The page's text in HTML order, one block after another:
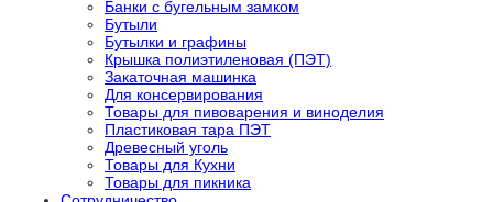
Банки с бугельным замком
Бутыли
Бутылки и графины
Крышка полиэтиленовая (ПЭТ)
Закаточная машинка
Для консервирования
Товары для пивоварения и виноделия
Пластиковая тара ПЭТ
Древесный уголь
Товары для Кухни
Товары для пикника